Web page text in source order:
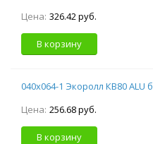
Цена: 326.42 руб.
В корзину
040х064-1 Экоролл КВ80
Цена: 256.68 руб.
В корзину